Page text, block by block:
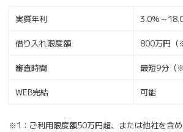
実質年利 3.0％～
借り入れ限度額 800万円（
審査時間 最短9分（
WEB完結 可能
※1：ご利用限度額50万円超、または他社を含